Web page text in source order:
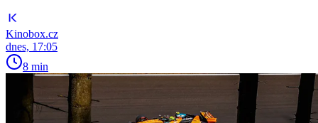
Kinobox.cz
dnes, 17:05
8 min